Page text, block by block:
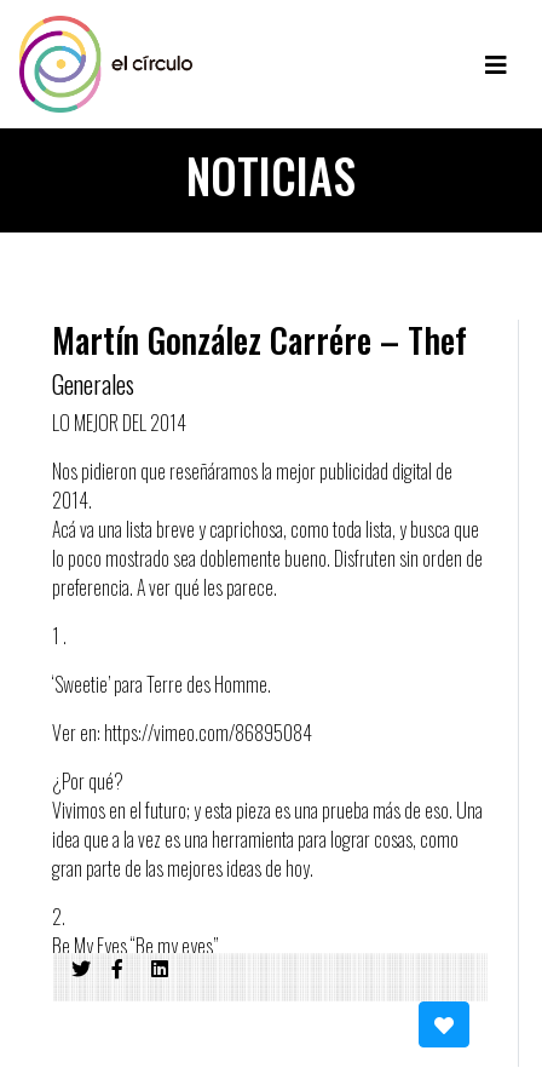
NOTICIAS
Martín González Carrére – Thef
Generales
LO MEJOR DEL 2014
Nos pidieron que reseñáramos la mejor publicidad digital de
2014.
Acá va una lista breve y caprichosa, como toda lista, y busca que
lo poco mostrado sea doblemente bueno. Disfruten sin orden de
preferencia. A ver qué les parece.
1 .
‘Sweetie’ para Terre des Homme.
Ver en: https://vimeo.com/86895084
¿Por qué?
Vivimos en el futuro; y esta pieza es una prueba más de eso. Una
idea que a la vez es una herramienta para lograr cosas, como
gran parte de las mejores ideas de hoy.
2.
Be My Eyes “Be my eyes”
Ver en: http://vimeo.com/113872517